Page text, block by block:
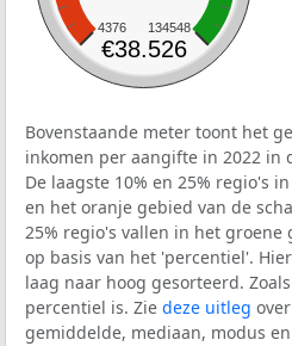
4376 134548
€38.526
Bovenstaande meter toont het
inkomen per aangifte in 2022 in
De laagste 10% en 25% regio's
en het oranje gebied van de
25% regio's vallen in het groene
op basis van het 'percentiel'.
laag naar hoog gesorteerd.
percentiel is. Zie deze uitleg
gemiddelde, mediaan, modus